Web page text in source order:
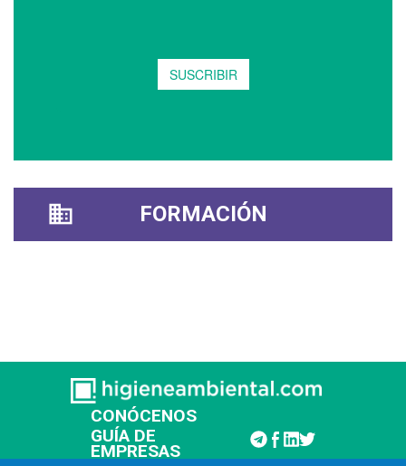
FORMACIÓN
CONÓCENOS
GUÍA DE
EMPRESAS